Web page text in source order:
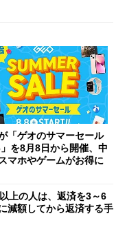
「ゲオのサマーセール
を8月8日から開催、中
マホやゲームがお得に
上の人は、返済を3～6
減額してから返済する手